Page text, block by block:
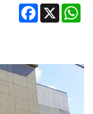
Facebook
X